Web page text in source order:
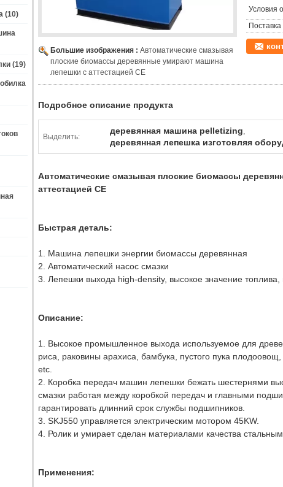
(10)
(19)
Большие изображения : Автоматические смазывая
плоские биомассы деревянные умирают машина
лепешки с аттестацией CE
Условия
Подробное описание продукта
Выделить:
деревянная машина pelletizing,
деревянная лепешка изготовляя
Автоматические смазывая плоские биомассы
аттестацией CE
Быстрая деталь:
1. Машина лепешки энергии биомассы деревянная
2. Автоматический насос смазки
3. Лепешки выхода high-density, высокое значение топлива,
Описание:
1. Высокое промышленное выхода используемое для
риса, раковины арахиса, бамбука, пустого пука
etc.
2. Коробка передач машин лепешки бежать шестернями
смазки работая между коробкой передач и главными
гарантировать длинний срок службы подшипников.
3. SKJ550 управляется электрическим мотором 45KW.
4. Ролик и умирает сделан материалами качества
Применения: